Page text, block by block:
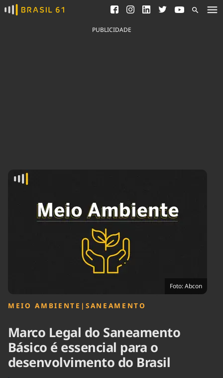
Ver todas as notícias
Saneamento
Indicadores
Agronegócios
Brasil Mineral
Tecnologia
Economia
Educação
Infraestrutura
Internacional
Política
Saúde
PUBLICIDADE
Foto: Abcon
MEIO AMBIENTE |SANEAMENTO
Marco Legal do Saneamento
Básico é essencial para o
desenvolvimento do Brasil